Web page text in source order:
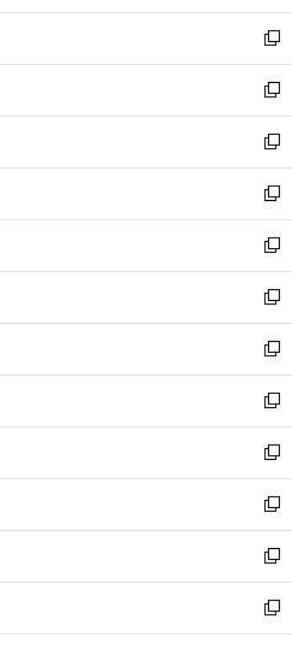
開
く
ウ
で
開
く
ン
ド
ウ
で
開
く
新
し
い
ウ
ィ
ン
ド
ウ
で
開
く
新
し
い
ウ
ィ
ン
ド
ウ
で
開
く
新
し
い
ウ
ィ
ン
ド
ウ
で
開
く
新
し
い
ウ
ィ
ン
ド
ウ
で
開
く
新
し
い
ウ
ィ
ン
ド
ウ
で
開
く
新
し
い
ウ
ィ
ン
ド
ウ
で
開
く
新
し
い
ウ
ィ
ン
ド
ウ
で
開
く
新
し
い
ウ
ィ
ン
ド
ウ
で
開
新
し
い
ウ
ィ
ン
ド
ウ
新
し
い
ウ
ィ
ン
新
し
い
ウ
新
し